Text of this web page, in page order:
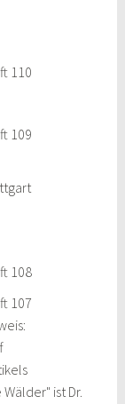
110
109
108
107
ist Dr.